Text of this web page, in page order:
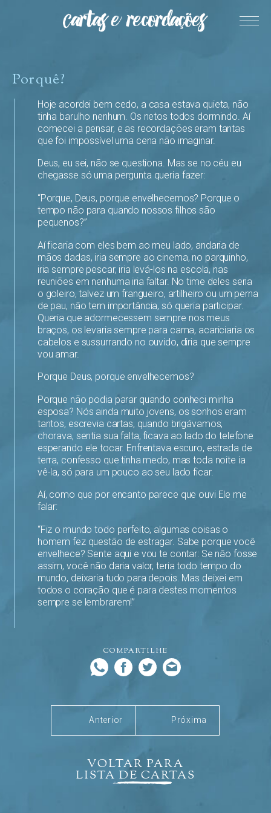
Porquê?
Hoje acordei bem cedo, a casa estava quieta, não
tinha barulho nenhum. Os netos todos dormindo. Aí
comecei a pensar, e as recordações eram tantas
que foi impossível uma cena não imaginar.
Deus, eu sei, não se questiona. Mas se no céu eu
chegasse só uma pergunta queria fazer:
“Porque, Deus, porque envelhecemos? Porque o
tempo não para quando nossos filhos são
pequenos?”
Aí ficaria com eles bem ao meu lado, andaria de
mãos dadas, iria sempre ao cinema, no parquinho,
iria sempre pescar, iria levá-los na escola, nas
reuniões em nenhuma iria faltar. No time deles seria
o goleiro, talvez um frangueiro, artilheiro ou um perna
de pau, não tem importância, só queria participar.
Queria que adormecessem sempre nos meus
braços, os levaria sempre para cama, acariciaria os
cabelos e sussurrando no ouvido, diria que sempre
vou amar.
Porque Deus, porque envelhecemos?
Porque não podia parar quando conheci minha
esposa? Nós ainda muito jovens, os sonhos eram
tantos, escrevia cartas, quando brigávamos,
chorava, sentia sua falta, ficava ao lado do telefone
esperando ele tocar. Enfrentava escuro, estrada de
terra, confesso que tinha medo, mas toda noite ia
vê-la, só para um pouco ao seu lado ficar.
Aí, como que por encanto parece que ouvi Ele me
falar:
“Fiz o mundo todo perfeito, algumas coisas o
homem fez questão de estragar. Sabe porque você
envelhece? Sente aqui e vou te contar: Se não fosse
assim, você não daria valor, teria todo tempo do
mundo, deixaria tudo para depois. Mas deixei em
todos o coração que é para destes momentos
sempre se lembrarem!”
COMPARTILHE
Anterior
VOLTAR PARA
LISTA DE CARTAS
Próxima